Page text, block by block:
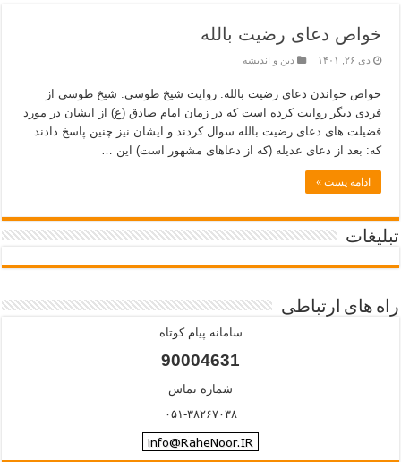
خواص دعای رضیت بالله
دی ۲۶, ۱۴۰۱ دین و اندیشه
خواص خواندن دعای رضیت بالله: روایت شیخ طوسی: شیخ طوسی از
فردی دیگر روایت کرده است که در زمان امام صادق (ع) از ایشان در مورد
فضیلت های دعای رضیت بالله سوال کردند و ایشان نیز چنین پاسخ دادند
که: بعد از دعای عدیله (که از دعاهای مشهور است) این …
ادامه پست »
تبلیغات
راه های ارتباطی
سامانه پیام کوتاه
90004631
شماره تماس
۰۵۱-۳۸۲۶۷۰۳۸